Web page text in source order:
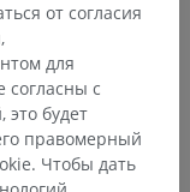
от согласия
для
согласны с
это будет
правомерный
Чтобы дать